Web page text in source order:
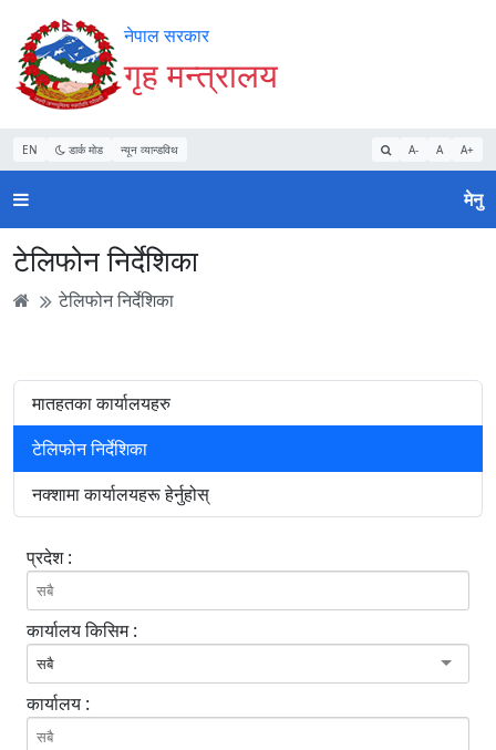
Accessibility
Mode
सुरु
गर्नुहोस्
सामाग्री
पढ्नुहाेस्
नेभिगेसन
पढ्नुहाेस्
वेबसाइट
खोजमा
जानुहोस्
नेपाल सरकार
गृह मन्त्रालय
EN डार्क मोड न्यून व्यान्डविथ A- A A+
मेनु
टेलिफोन निर्देशिका
टेलिफोन निर्देशिका
मातहतका कार्यालयहरु
टेलिफोन निर्देशिका
नक्शामा कार्यालयहरू हेर्नुहोस्
प्रदेश :
कार्यालय किसिम :
सबै
कार्यालय :